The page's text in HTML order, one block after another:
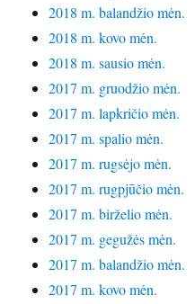
2018 m. balandžio mėn.
2018 m. kovo mėn.
2018 m. sausio mėn.
2017 m. gruodžio mėn.
2017 m. lapkričio mėn.
2017 m. spalio mėn.
2017 m. rugsėjo mėn.
2017 m. rugpjūčio mėn.
2017 m. birželio mėn.
2017 m. gegužės mėn.
2017 m. balandžio mėn.
2017 m. kovo mėn.